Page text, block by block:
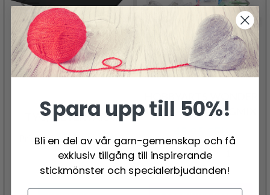
TYG, METERVARA
Pris från424.00 SEK
HOBBYARTS WONDER
CLIPS, 20 ST, FÄRGMIX
Spara upp till 50%!
Bli en del av vår garn-gemenskap och få
exklusiv tillgång till inspirerande
stickmönster och specialerbjudanden!